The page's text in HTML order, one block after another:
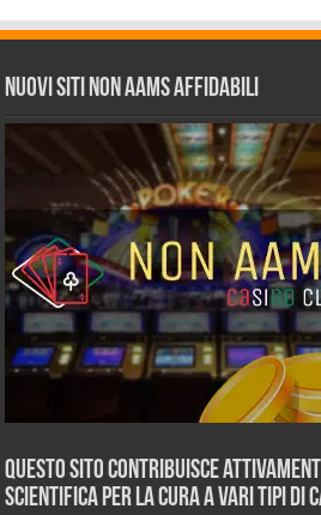
Nuovi siti non AAMS affidabili
Questo sito contribuisce
scientifica per la cura a vari tipi di